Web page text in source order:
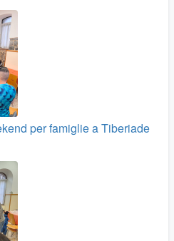
per famiglie a Tiberiade